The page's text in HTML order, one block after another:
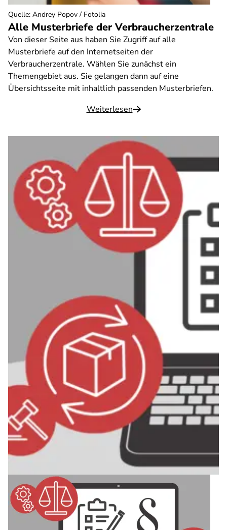
Alle Musterbriefe der Verbraucherzentrale
Von dieser Seite aus haben Sie Zugriff auf alle
Musterbriefe auf den Internetseiten der
Verbraucherzentrale. Wählen Sie zunächst ein
Themengebiet aus. Sie gelangen dann auf eine
Übersichtsseite mit inhaltlich passenden Musterbriefen.
Weiterlesen
Quelle: Andrey Popov / Fotolia